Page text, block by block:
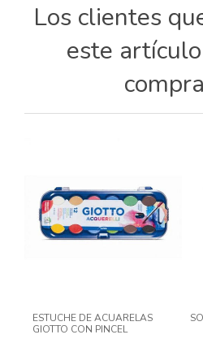
Los clientes
este
ESTUCHE DE ACUARELAS
GIOTTO CON PINCEL